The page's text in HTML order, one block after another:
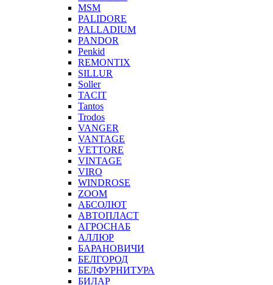
MSM
PALIDORE
PALLADIUM
PANDOR
Penkid
REMONTIX
SILLUR
Soller
TACIT
Tantos
Trodos
VANGER
VANTAGE
VETTORE
VINTAGE
VIRO
WINDROSE
ZOOM
АБСОЛЮТ
АВТОПЛАСТ
АГРОСНАБ
АЛЛЮР
БАРАНОВИЧИ
БЕЛГОРОД
БЕЛФУРНИТУРА
БИЛАР